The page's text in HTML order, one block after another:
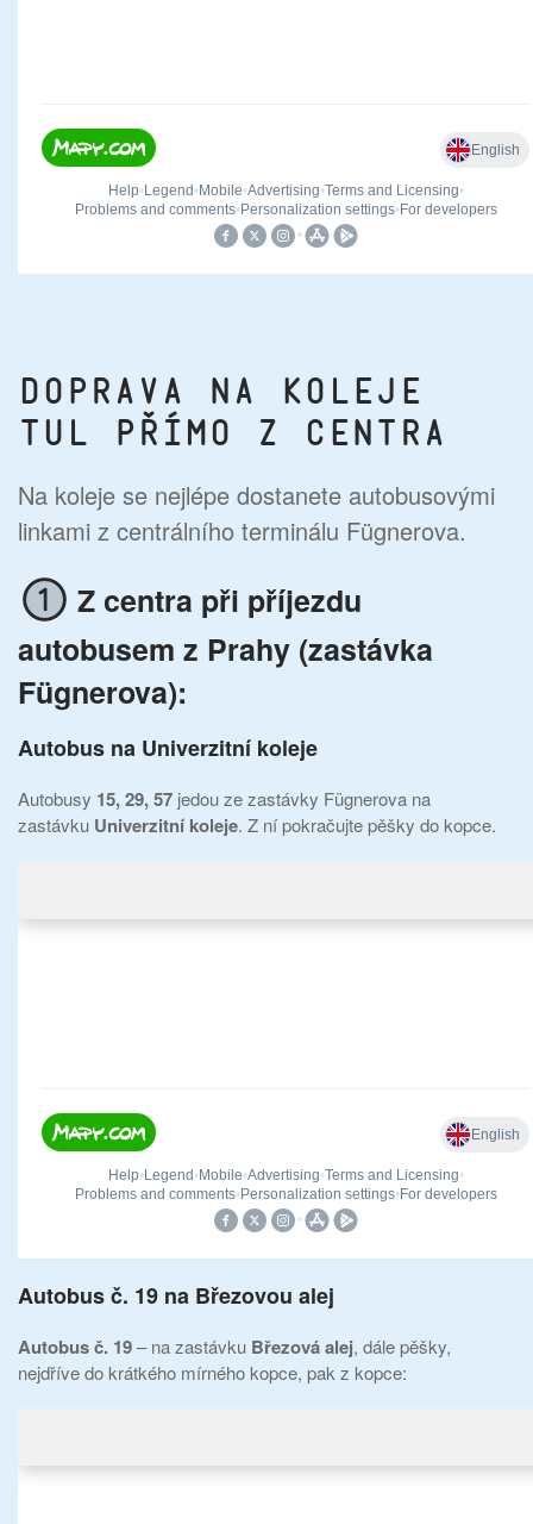
Doprava na koleje
TUL přímo z centra
Na koleje se nejlépe dostanete autobusovými
linkami z centrálního terminálu Fügnerova.
Z centra při příjezdu
autobusem z Prahy (zastávka
Fügnerova):
Autobus na Univerzitní koleje
Autobusy 15, 29, 57 jedou ze zastávky Fügnerova na
zastávku Univerzitní koleje. Z ní pokračujte pěšky do kopce.
Autobus č. 19 na Březovou alej
Autobus č. 19– na zastávku Březová alej, dále pěšky,
nejdříve do krátkého mírného kopce, pak z kopce: